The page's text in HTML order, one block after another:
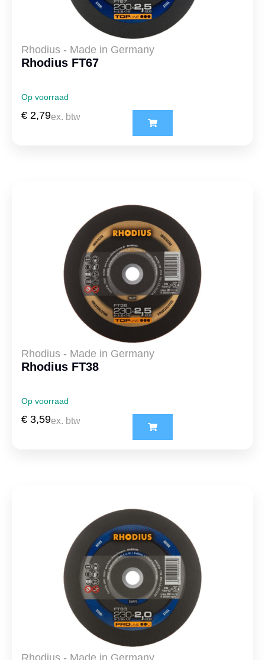
Rhodius - Made in Germany
Rhodius FT67
Op voorraad
€ 2,79ex. btw
Rhodius - Made in Germany
Rhodius FT38
Op voorraad
€ 3,59ex. btw
Rhodius - Made in Germany